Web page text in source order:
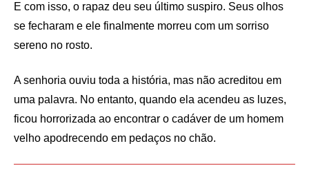
E com isso, o rapaz deu seu último suspiro. Seus olhos
se fecharam e ele finalmente morreu com um sorriso
sereno no rosto.
A senhoria ouviu toda a história, mas não acreditou em
uma palavra. No entanto, quando ela acendeu as luzes,
ficou horrorizada ao encontrar o cadáver de um homem
velho apodrecendo em pedaços no chão.